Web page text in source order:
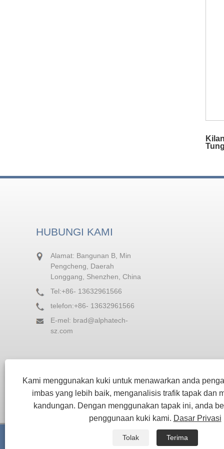
HUBUNGI KAMI
Alamat: Bangunan B, Min
Pengcheng, Daerah
Longgang, Shenzhen, China
Tel:+86- 13632961566
telefon:+86- 13632961566
E-mel: brad@alphatech-
sz.com
Hak Cipta © 2023 Shenzhen Alpha Tech Co., Ltd. -
Kami menggunakan kuki untuk menawarkan anda
imbas yang lebih baik, menganalisis trafik tapak dan
kandungan. Dengan menggunakan tapak ini, anda
penggunaan kuki kami. Dasar Privasi
Tolak Terima